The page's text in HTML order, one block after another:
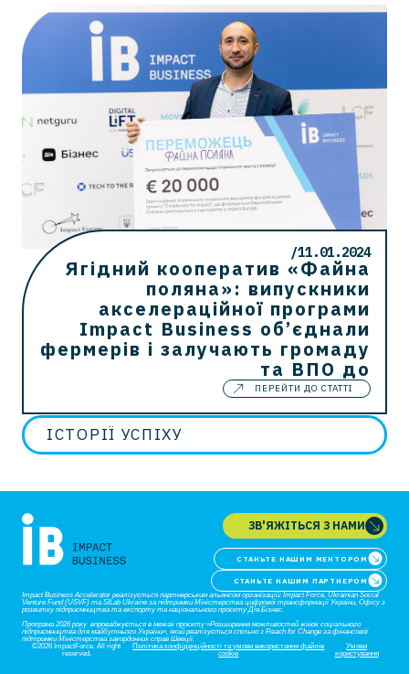
ІСТОРІЇ УСПІХУ
/11.01.2024
Ягідний кооператив «Файна
поляна»: випускники
акселераційної програми
Impact Business об’єднали
фермерів і залучають громаду
та ВПО до
ПЕРЕЙТИ ДО СТАТТІ
ЗВ'ЯЖІТЬСЯ З НАМИ
СТАНЬТЕ НАШИМ МЕНТОРОМ
СТАНЬТЕ НАШИМ ПАРТНЕРОМ
Impact Business Accelerator реалізується партнерським альянсом організацій: Impact Force, Ukrainian Social
Venture Fund (USVF) та SILab Ukraine за підтримки Міністерства цифрової трансформації України, Офісу з
розвитку підприємництва та експорту та національного проєкту Дія.Бізнес.
Програма 2026 року впроваджується в межах проєкту «Розширення можливостей жінок соціального
підприємництва для майбутнього України», який реалізується спільно з Reach for Change за фінансової
підтримки Міністерства закордонних справ Швеції.
©2026 ImpactForce. All right
reserved.
Політика конфіденційності та умови використання файлів
cookie
Умови
користування